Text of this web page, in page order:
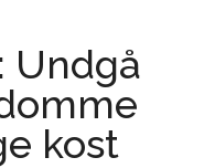
Undgå
kost